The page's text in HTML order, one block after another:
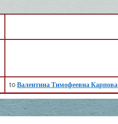
toВалентина Тимофеевна Карпова